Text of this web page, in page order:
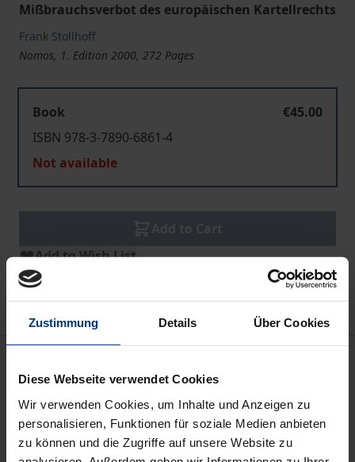
Zustimmung Details Über Cookies
Diese Webseite verwendet Cookies
Wir verwenden Cookies, um Inhalte und Anzeigen zu
personalisieren, Funktionen für soziale Medien anbieten
zu können und die Zugriffe auf unsere Website zu
Mißbrauchsverbot des europäischen Kartellrechts
Frank Stollhoff
Nomos, 1. Edition 2000, 272 Pages
Book
€45.00
ISBN 978-3-7890-6861-4
Not available
Add to Cart
Add to Wish List
Delivery cost notice
Auf der Grundlage der Essential Facilities Doktrin
werden in den USA kartellrechtliche
Zugangsansprüche zu Netzen und Infrastrukturen